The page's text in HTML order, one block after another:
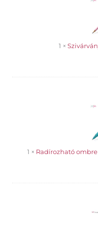
1 ×
1 × Radírozható